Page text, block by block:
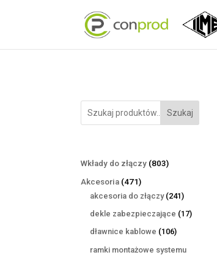
Szukaj
Wkłady do złączy 803803
Akcesoria 471471
produktów
akcesoria do złączy 241241
produktów
dekle zabezpieczające 1717
dławnice kablowe 106106
ramki montażowe systemu